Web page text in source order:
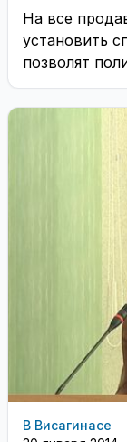
На все
установить
позволят
двигатель
В Висагинасе